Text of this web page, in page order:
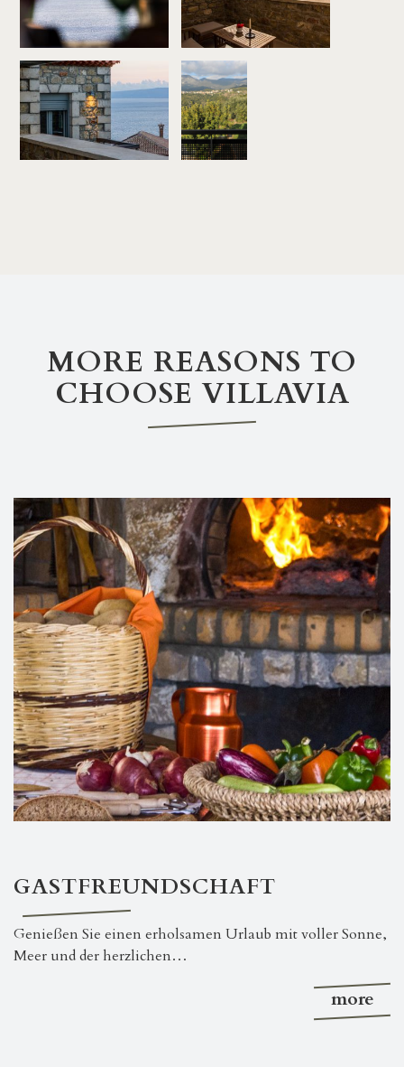
MORE REASONS TO
CHOOSE VILLAVIA
GASTFREUNDSCHAFT
Genießen Sie einen erholsamen Urlaub mit voller Sonne,
Meer und der herzlichen…
more